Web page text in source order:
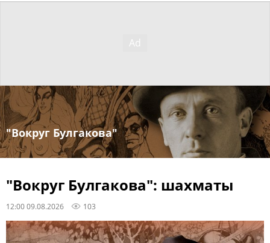
"Вокруг Булгакова"
"Вокруг Булгакова": шахматы
12:00 09.08.2026 103